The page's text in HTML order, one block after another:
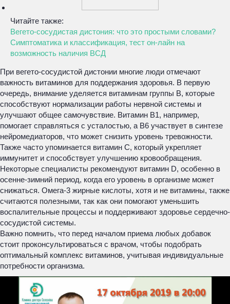
Читайте также:
Вегето-сосудистая дистония: что это простыми словами?
Симптоматика и классификация, тест он-лайн на
возможность наличия ВСД
При вегето-сосудистой дистонии многие люди отмечают
важность витаминов для поддержания здоровья. В первую
очередь, внимание уделяется витаминам группы B, которые
способствуют нормализации работы нервной системы и
улучшают общее самочувствие. Витамин B1, например,
помогает справляться с усталостью, а B6 участвует в синтезе
нейромедиаторов, что может снизить уровень тревожности.
Также часто упоминается витамин C, который укрепляет
иммунитет и способствует улучшению кровообращения.
Некоторые специалисты рекомендуют витамин D, особенно в
осенне-зимний период, когда его уровень в организме может
снижаться. Омега-3 жирные кислоты, хотя и не витамины, также
считаются полезными, так как они помогают уменьшить
воспалительные процессы и поддерживают здоровье сердечно-
сосудистой системы.
Важно помнить, что перед началом приема любых добавок
стоит проконсультироваться с врачом, чтобы подобрать
оптимальный комплекс витаминов, учитывая индивидуальные
потребности организма.